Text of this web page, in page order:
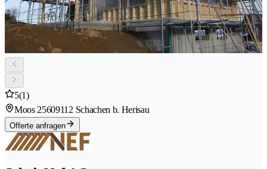
5(1)
Moos 25609112 Schachen b. Herisau
Offerte anfragen